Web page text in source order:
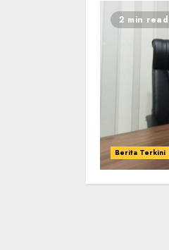
2 min read
Berita Terkini